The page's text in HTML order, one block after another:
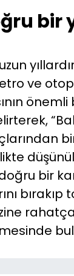
bir
ve
önemli
bir
bırakıp